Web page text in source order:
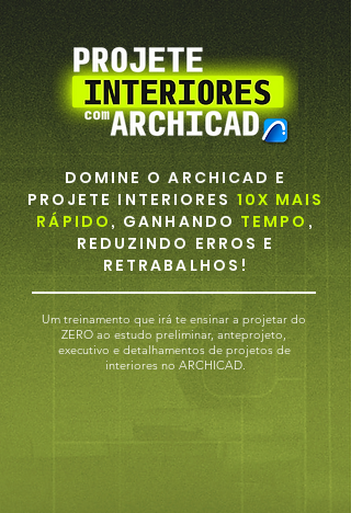
DOMINE O ARCHICAD E
PROJETE INTERIORES10X MAIS
RÁPIDO, GANHANDOTEMPO,
REDUZINDO ERROS E
RETRABALHOS!
Um treinamento que irá te ensinar a projetar do
ZERO ao estudo preliminar, anteprojeto,
executivo e detalhamentos de projetos de
interiores no ARCHICAD.